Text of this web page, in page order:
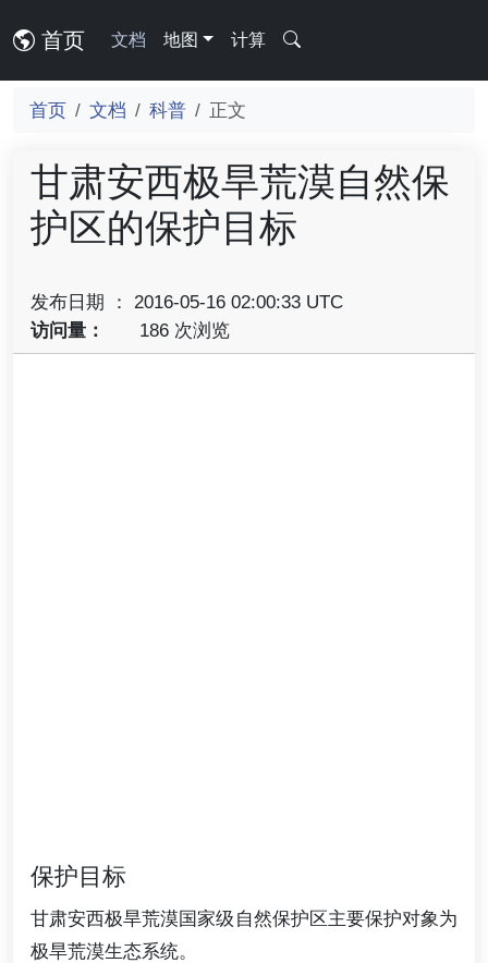
首页 文档 地图 计算
首页 文档 科普 正文
甘肃安西极旱荒漠自然保
护区的保护目标
发布日期 ： 2016-05-16 02:00:33 UTC
访问量：
186 次浏览
保护目标
甘肃安西极旱荒漠国家级自然保护区主要保护对象为
极旱荒漠生态系统。